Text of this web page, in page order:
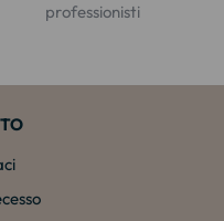
professionisti